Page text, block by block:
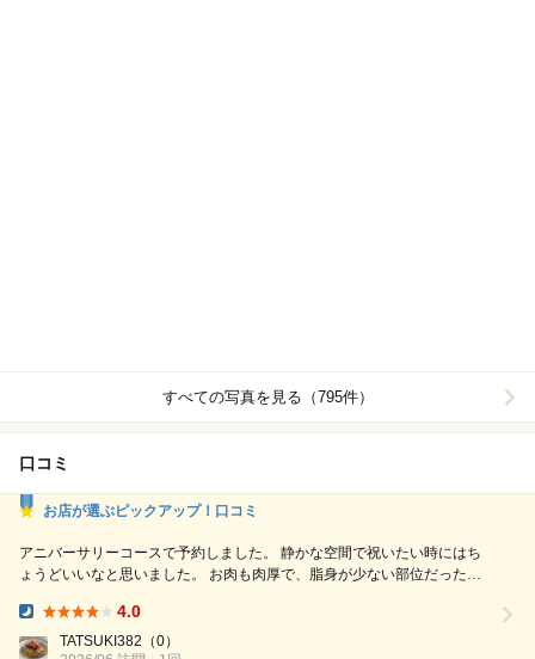
すべての写真を見る（795件）
口コミ
お店が選ぶピックアップ！口コミ
アニバーサリーコースで予約しました。 静かな空間で祝いたい時にはち
ょうどいいなと思いました。 お肉も肉厚で、脂身が少ない部位だったの
とても良かったです。
4.0
TATSUKI382 （0）